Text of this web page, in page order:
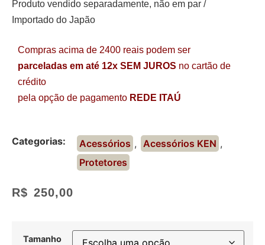
Produto vendido separadamente, não em par /
Importado do Japão
Compras acima de 2400 reais podem ser
parceladas em até 12x SEM JUROS no cartão de
crédito
pela opção de pagamento REDE ITAÚ
Categorias: Acessórios , Acessórios KEN ,
Protetores
R$ 250,00
Tamanho